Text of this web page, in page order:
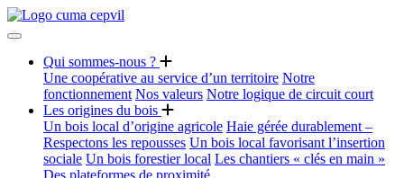
Qui sommes-nous ?
Une coopérative au service d’un territoire Notre
fonctionnement Nos valeurs Notre logique de circuit court
Les origines du bois
Un bois local d’origine agricole Haie gérée durablement –
Respectons les repousses Un bois local favorisant l’insertion
sociale Un bois forestier local Les chantiers « clés en main »
Des plateformes de proximité